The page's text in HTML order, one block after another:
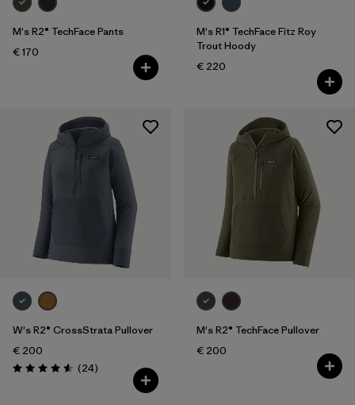
M's R2® TechFace Pants
€ 170
M's R1® TechFace Fitz Roy
Trout Hoody
€ 220
W's R2® CrossStrata Pullover
€ 200
Puntuación: 4.6 / 5
(24Reseñas
)
M's R2® TechFace Pullover
€ 200